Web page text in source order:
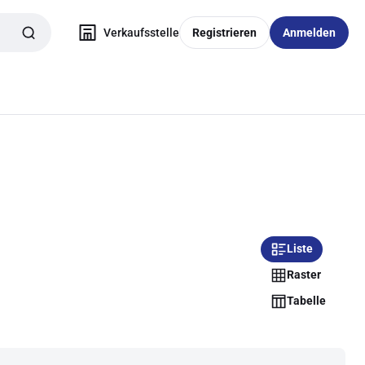
Verkaufsstelle Registrieren Anmelden
Liste
Raster
Tabelle